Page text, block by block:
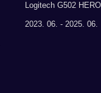
Logitech G502 HERO
2023. 06. - 2025. 06.